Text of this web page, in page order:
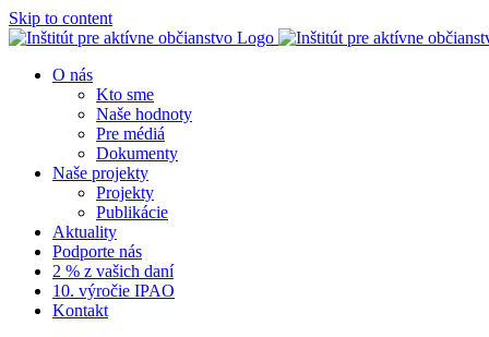
Skip to content
O nás
Kto sme
Naše hodnoty
Pre médiá
Dokumenty
Naše projekty
Projekty
Publikácie
Aktuality
Podporte nás
2 % z vašich daní
10. výročie IPAO
Kontakt